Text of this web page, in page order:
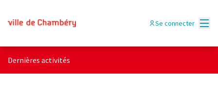
Se connecter
Dernières activités